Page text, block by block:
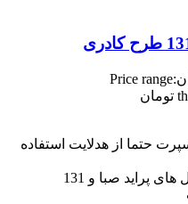
Price range:
حتما از هدلایت استفاده
پراید صبا و 131